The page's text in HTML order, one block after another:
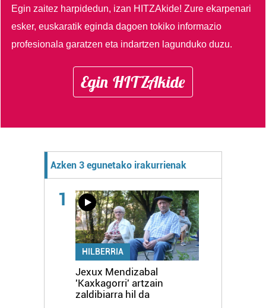
Egin zaitez harpidedun, izan HITZAkide!Zure ekarpenari
esker, euskaratik eginda dagoen tokiko informazio
profesionala garatzen eta indartzen lagunduko duzu.
Egin HITZAkide
Azken 3 egunetako irakurrienak
1
HILBERRIA
Jexux Mendizabal
'Kaxkagorri' artzain
zaldibiarra hil da